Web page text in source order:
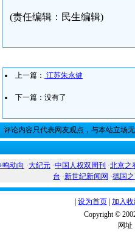
(责任编辑：民生编辑)
上一篇： 江苏朱永健
下一篇：没有了
评论内容只代表网友观点，与本站立场
鸣动向 ·大纪元 ·中国人权双周刊 ·北京之
台 ·新世纪新闻网 ·德国
设为首页 加入
Copyright ©
网址